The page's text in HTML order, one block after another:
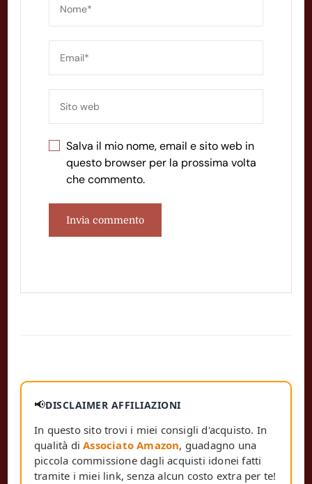
Salva il mio nome, email e sito web in
questo browser per la prossima volta
che commento.
📢DISCLAIMER AFFILIAZIONI
In questo sito trovi i miei consigli d'acquisto. In
qualità diAssociato Amazon, guadagno una
piccola commissione dagli acquisti idonei fatti
tramite i miei link, senza alcun costo extra per te!